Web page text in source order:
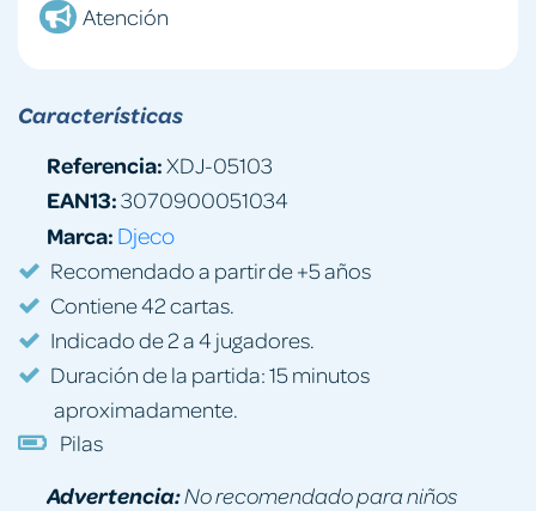
Atención
Características
Referencia:XDJ-05103
EAN13:3070900051034
Marca: Djeco
Recomendado a partir de +5 años
Contiene 42 cartas.
Indicado de 2 a 4 jugadores.
Duración de la partida: 15 minutos
aproximadamente.
Pilas
Advertencia:No recomendado para niños